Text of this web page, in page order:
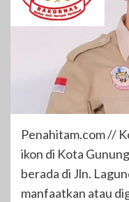
Penahitam.com //
ikon di Kota
berada di Jln.
manfaatkan atau